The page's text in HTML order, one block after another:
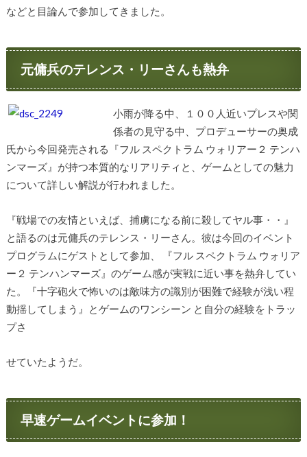
などと目論んで参加してきました。
元傭兵のテレンス・リーさんも熱弁
小雨が降る中、１００人近いプレスや関
係者の見守る中、プロデューサーの奥成
氏から今回発売される『フル スペクトラム ウォリアー２ テンハ
ンマーズ』が持つ本質的なリアリティと、ゲームとしての魅力
について詳しい解説が行われました。
『戦場での友情といえば、捕虜になる前に殺してヤル事・・』
と語るのは元傭兵のテレンス・リーさん。彼は今回のイベント
プログラムにゲストとして参加、 『フル スペクトラム ウォリア
ー２ テンハンマーズ』のゲーム感が実戦に近い事を熱弁してい
た。『十字砲火で怖いのは敵味方の識別が困難で経験が浅い程
動揺してしまう』とゲームのワンシーン と自分の経験をトラッ
プさ
せていたようだ。
早速ゲームイベントに参加！